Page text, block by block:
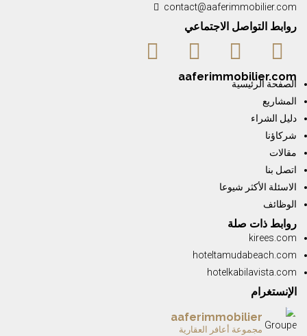
contact@aaferimmobilier.com
روابط التواصل الاجتماعي
aaferimmobilier.com
الصفحة الرئيسية
المشاريع
دليل الشراء
شركاؤنا
مقالات
اتصل بنا
الاسئلة الأكثر شيوعا
الوظائف
روابط ذات صلة
kirees.com
hoteltamudabeach.com
hotelkabilavista.com
الإنستغرام
aaferimmobilier
مجموعة أعافر العقارية